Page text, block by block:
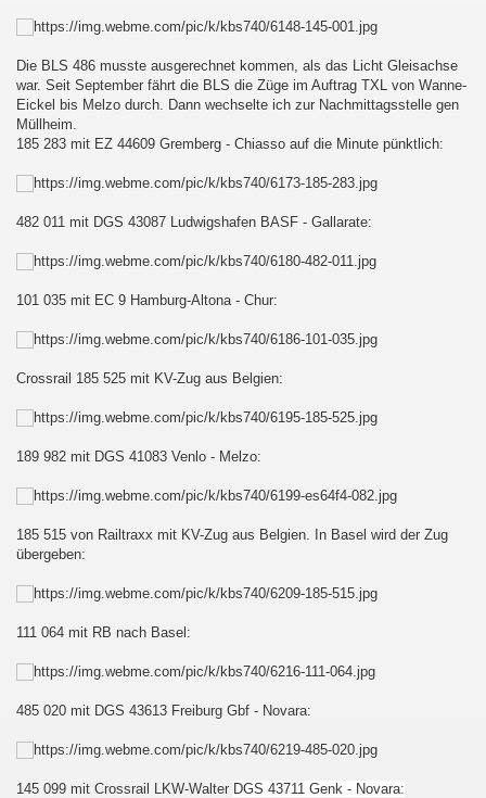
Die BLS 486 musste ausgerechnet kommen, als das Licht Gleisachse
war. Seit September fährt die BLS die Züge im Auftrag TXL von Wanne-
Eickel bis Melzo durch. Dann wechselte ich zur Nachmittagsstelle gen
Müllheim.
185 283 mit EZ 44609 Gremberg - Chiasso auf die Minute pünktlich:
482 011 mit DGS 43087 Ludwigshafen BASF - Gallarate:
101 035 mit EC 9 Hamburg-Altona - Chur:
Crossrail 185 525 mit KV-Zug aus Belgien:
189 982 mit DGS 41083 Venlo - Melzo:
185 515 von Railtraxx mit KV-Zug aus Belgien. In Basel wird der Zug
übergeben:
111 064 mit RB nach Basel:
485 020 mit DGS 43613 Freiburg Gbf - Novara:
145 099 mit Crossrail LKW-Walter DGS 43711 Genk - Novara: